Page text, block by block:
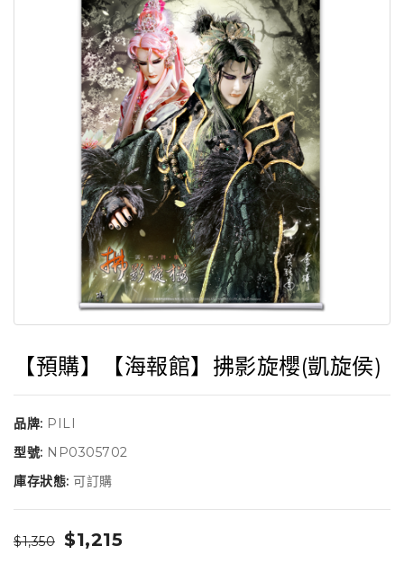
【預購】【海報館】拂影旋櫻(凱旋侯)
品牌: PILI
型號: NP0305702
庫存狀態: 可訂購
$1,350 $1,215